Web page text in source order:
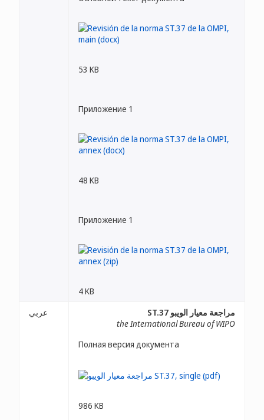
53 KB
Приложение 1
48 KB
Приложение 1
4 KB
عربي
مراجعة معيار الويبو ST.37
the International Bureau of WIPO
Полная версия документа
986 KB